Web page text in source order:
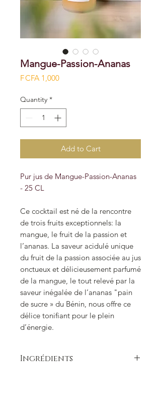
Mangue-Passion-Ananas
F CFA 1,000Price
Quantity *
Add to Cart
Pur jus de Mangue-Passion-Ananas
- 25 CL
Ce cocktail est né de la rencontre
de trois fruits exceptionnels: la
mangue, le fruit de la passion et
l’ananas. La saveur acidulé unique
du fruit de la passion associée au jus
onctueux et délicieusement parfumé
de la mangue, le tout relevé par la
saveur inégalée de l’ananas "pain
de sucre » du Bénin, nous offre ce
délice tonifiant pour le plein
d’énergie.
Ingrédients